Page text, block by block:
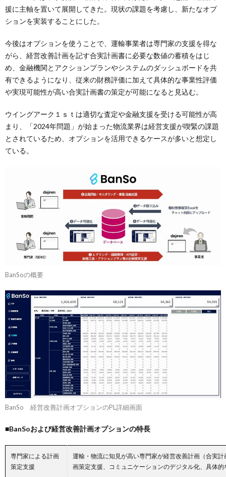
援に主軸を置いて展開してきた。現状の課題を考慮し、新たなオプ
ションを実装することにした。
今後はオプションを使うことで、運輸事業者は専門家の支援を得な
がら、経営改善計画を記す合実計画書に必要な数値の蓄積をはじ
め、金融機関とアクションプランやシステムのダッシュボードを共
有できるようになり、従来の財務評価に加えて具体的な事業性評価
や実現可能性が高い合実計画書の策定が可能になると見込む。
ウイングアーク１ｓｔは適切な査定や金融支援を受ける可能性が高
まり、「2024年問題」が始まった物流業界は経営支援が喫緊の課題
とされているため、オプションを活用できるケースが多いと想定し
ている。
BanSoの概要
BanSo 経営改善計画オプションのPL詳細画面
■BanSoおよび経営改善計画オプションの特長
専門家による計画
策定支援
運輸・物流に知見が高い専門家が経営改善計画（合実
画策定支援、コミュニケーションのデジタル化、具体